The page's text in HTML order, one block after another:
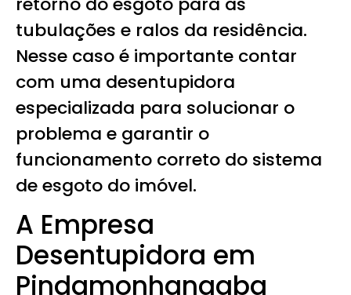
tubulações e ralos da residência.
Nesse caso é importante contar
com uma desentupidora
especializada para solucionar o
problema e garantir o
funcionamento correto do sistema
de esgoto do imóvel.
A Empresa
Desentupidora em
Pindamonhangaba